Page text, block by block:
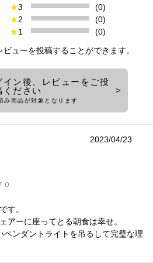
★3
(0)
★2
(0)
★1
(0)
ューを投稿することができます。
イン後、レビューをご投
ください
み商品が対象となります
2023/04/23
０
す。
アーに座ってとる朝食は幸せ。
ペンダントライトを吊るして完璧な理